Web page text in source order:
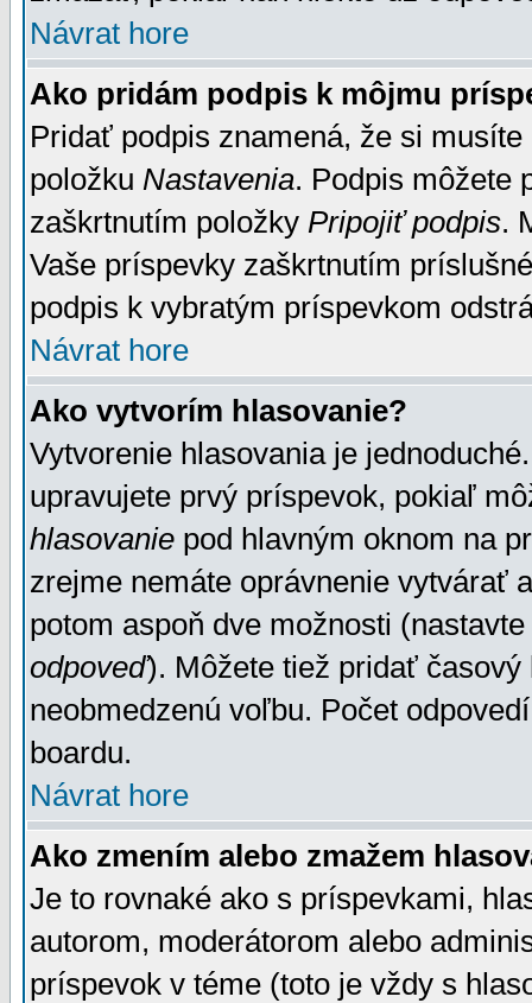
Návrat hore
Ako pridám podpis k môjmu
Pridať podpis znamená, že si
položku Nastavenia. Podpis môžete
zaškrtnutím položky Pripojiť podpis.
Vaše príspevky zaškrtnutím
podpis k vybratým príspevkom
Návrat hore
Ako vytvorím hlasovanie?
Vytvorenie hlasovania je
upravujete prvý príspevok, pokiaľ
hlasovanie pod hlavným oknom na
zrejme nemáte oprávnenie vytvárať
potom aspoň dve možnosti
odpoveď). Môžete tiež pridať
neobmedzenú voľbu. Počet
boardu.
Návrat hore
Ako zmením alebo zmažem
Je to rovnaké ako s príspevkami,
autorom, moderátorom alebo
príspevok v téme (toto je vždy s